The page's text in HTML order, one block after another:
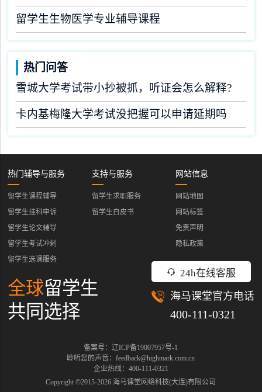
留学生生物医学专业辅导课程
热门问答
雪城大学考试带小抄被抓，听证会怎么解释?
卡内基梅隆大学考试没把握可以申请延期吗
24h在线客服
海马课堂官方电话
400-111-0321
热门辅导与服务
留学生课程辅导
留学生挂科申诉
留学生论文辅导
留学生考试冲刺
留学生选课服务
支持与服务
留学生求职服务
留学生白皮书
网站信息
网站地图
网站标签
免责声明
隐私政策
全球留学生
共同选择
备案号：辽ICP备19007957号-1
聆听您的声音：feedback@highmark.com.cn
企业热线：400-111-0321
Copyright ©2015-2026 海马课堂网络科技(大连)有限公司